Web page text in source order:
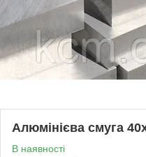
Алюмінієва смуга
В наявності